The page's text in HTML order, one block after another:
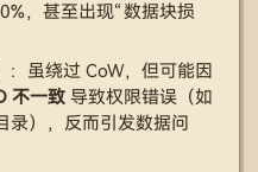
，甚至出现“数据块损
：虽绕过 CoW，但可能因
不一致导致权限错误（如
录），反而引发数据问